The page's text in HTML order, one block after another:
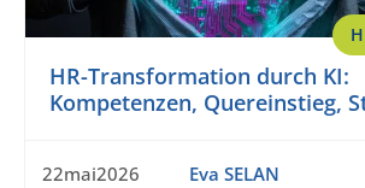
HR-Transformation durch KI:
Kompetenzen, Quereinstieg,
22mai2026 Eva SELAN